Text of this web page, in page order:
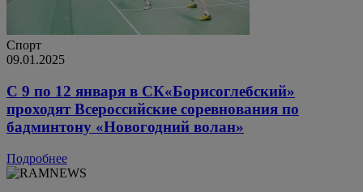
Спорт
09.01.2025
С 9 по 12 января в СК«Борисоглебский»
проходят Всероссийские соревнования по
бадминтону «Новогодний волан»
Подробнее